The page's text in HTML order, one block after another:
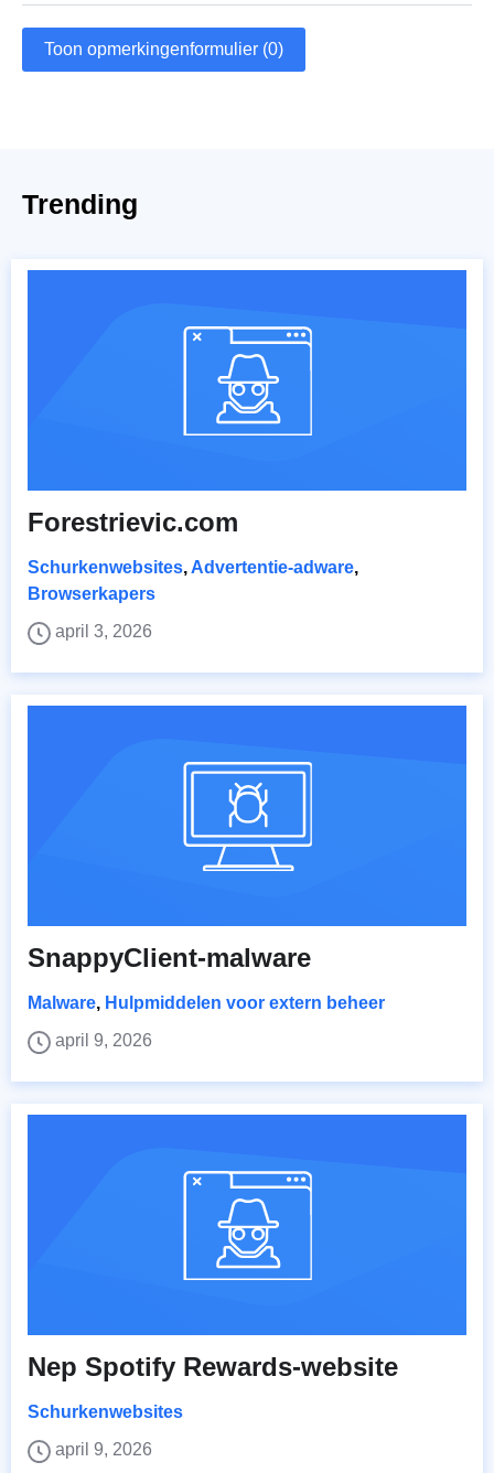
Toon opmerkingenformulier (0)
Trending
Forestrievic.com
Schurkenwebsites, Advertentie-adware,
Browserkapers
april 3, 2026
SnappyClient-malware
Malware, Hulpmiddelen voor extern beheer
april 9, 2026
Nep Spotify Rewards-website
Schurkenwebsites
april 9, 2026